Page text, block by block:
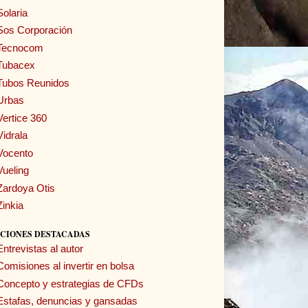
Corporación
Reunidos
360
Otis
DESTACADAS
al autor
al invertir en bolsa
y estrategias de CFDs
denuncias y gansadas